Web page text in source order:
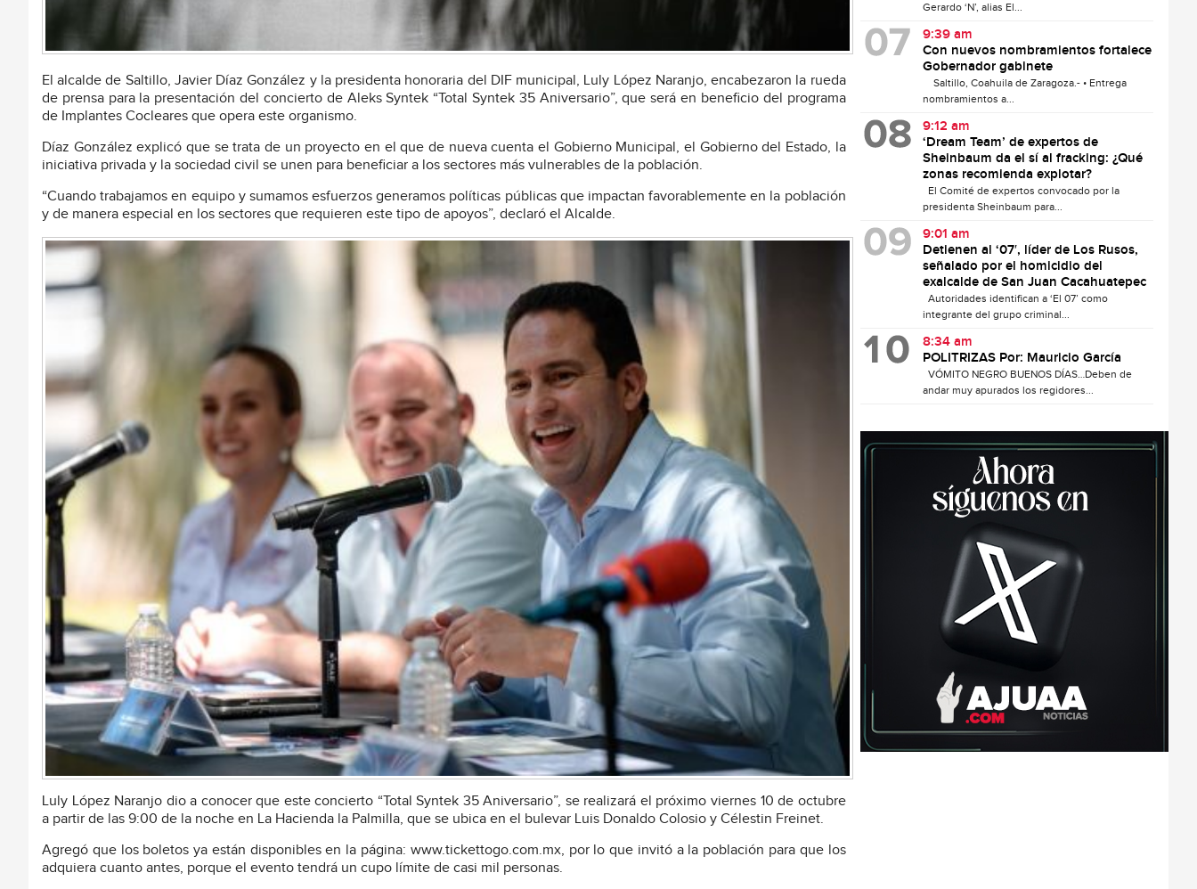
El alcalde de Saltillo, Javier Díaz González y la presidenta honoraria del DIF municipal, Luly López Naranjo, encabezaron la rueda
de prensa para la presentación del concierto de Aleks Syntek “Total Syntek 35 Aniversario”, que será en beneficio del programa
de Implantes Cocleares que opera este organismo.
Díaz González explicó que se trata de un proyecto en el que de nueva cuenta el Gobierno Municipal, el Gobierno del Estado, la
iniciativa privada y la sociedad civil se unen para beneficiar a los sectores más vulnerables de la población.
“Cuando trabajamos en equipo y sumamos esfuerzos generamos políticas públicas que impactan favorablemente en la población
y de manera especial en los sectores que requieren este tipo de apoyos”, declaró el Alcalde.
Luly López Naranjo dio a conocer que este concierto “Total Syntek 35 Aniversario”, se realizará el próximo viernes 10 de octubre
a partir de las 9:00 de la noche en La Hacienda la Palmilla, que se ubica en el bulevar Luis Donaldo Colosio y Célestin Freinet.
Agregó que los boletos ya están disponibles en la página: www.tickettogo.com.mx, por lo que invitó a la población para que los
adquiera cuanto antes, porque el evento tendrá un cupo límite de casi mil personas.
Gerardo ‘N’, alias El...
9:39 am
Con nuevos nombramientos fortalece
Gobernador gabinete
Saltillo, Coahuila de Zaragoza.- • Entrega
nombramientos a...
9:12 am
‘Dream Team’ de expertos de
Sheinbaum da el sí al fracking: ¿Qué
zonas recomienda explotar?
El Comité de expertos convocado por la
presidenta Sheinbaum para...
9:01 am
Detienen al ‘07′, líder de Los Rusos,
señalado por el homicidio del
exalcalde de San Juan Cacahuatepec
Autoridades identifican a ‘El 07’ como
integrante del grupo criminal...
8:34 am
POLITRIZAS Por: Mauricio García
VÓMITO NEGRO BUENOS DÍAS…Deben de
andar muy apurados los regidores...